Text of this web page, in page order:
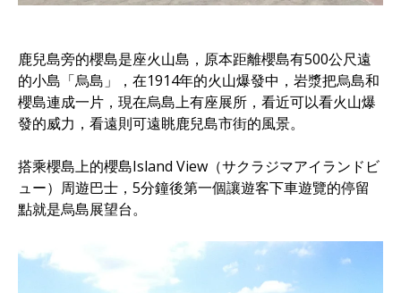
鹿兒島旁的櫻島是座火山島，原本距離櫻島有500公尺遠
的小島「烏島」，在1914年的火山爆發中，岩漿把烏島和
櫻島連成一片，現在烏島上有座展所，看近可以看火山爆
發的威力，看遠則可遠眺鹿兒島市街的風景。
搭乘櫻島上的櫻島Island View（サクラジマアイランドビ
ュー）周遊巴士，5分鐘後第一個讓遊客下車遊覽的停留
點就是烏島展望台。